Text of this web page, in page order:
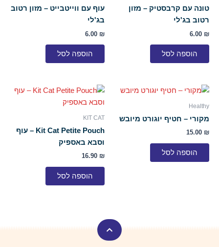
טונה עם קרבסטיק – מזון
רטוב בג'לי
6.00 ₪
הוספה לסל
עוף עם ווייטבייט – מזון רטוב
בג'לי
6.00 ₪
הוספה לסל
Healthy
מקורי – חטיף יוגורט מיובש
15.00 ₪
הוספה לסל
KIT CAT
Kit Cat Petite Pouch – עוף
וסבא באספיק
16.90 ₪
הוספה לסל